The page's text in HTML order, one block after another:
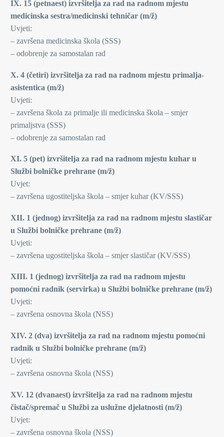
IX. 15 (petnaest) izvršitelja za rad na radnom mjestu
medicinska sestra/medicinski tehničar (m/ž)
Uvjeti:
– završena medicinska škola (SSS)
– odobrenje za samostalan rad
X. 4 (četiri) izvršitelja za rad na radnom mjestu primalja-
asistentica (m/ž)
Uvjeti:
– završena škola za primalje ili medicinska škola – smjer
primaljstva (SSS)
– odobrenje za samostalan rad
XI. 5 (pet) izvršitelja za rad na radnom mjestu kuhar u
Službi bolničke prehrane (m/ž)
Uvjet:
– završena ugostiteljska škola – smjer kuhar (KV/SSS)
XII. 1 (jednog) izvršitelja za rad na radnom mjestu slastičar
u Službi bolničke prehrane (m/ž)
Uvjeti:
– završena ugostiteljska škola – smjer slastičar (KV/SSS)
XIII. 1 (jednog) izvršitelja za rad na radnom mjestu
pomoćni radnik (servirka) u Službi bolničke prehrane (m/ž)
Uvjeti:
– završena osnovna škola (NSS)
XIV. 2 (dva) izvršitelja za rad na radnom mjestu pomoćni
radnik u Službi bolničke prehrane (m/ž)
Uvjeti:
– završena osnovna škola (NSS)
XV. 12 (dvanaest) izvršitelja za rad na radnom mjestu
čistač/spremač u Službi za uslužne djelatnosti (m/ž)
Uvjet:
– završena osnovna škola (NSS)